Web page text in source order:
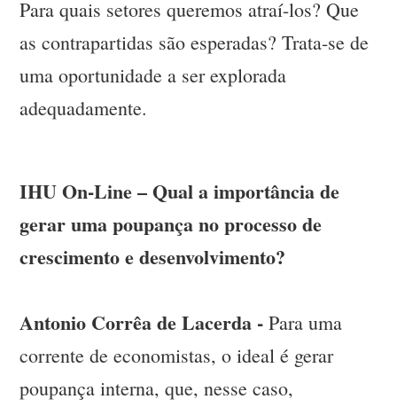
Para quais setores queremos atraí-los? Que
as contrapartidas são esperadas? Trata-se de
uma oportunidade a ser explorada
adequadamente.
IHU On-Line – Qual a importância de
gerar uma poupança no processo de
crescimento e desenvolvimento?
Antonio Corrêa de Lacerda - Para uma
corrente de economistas, o ideal é gerar
poupança interna, que, nesse caso,